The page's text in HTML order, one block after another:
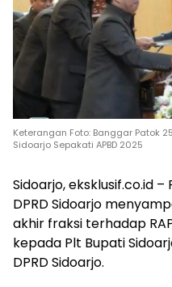
Keterangan Foto: Banggar Patok
Sidoarjo Sepakati APBD 2025
Sidoarjo, eksklusif.co.id
DPRD Sidoarjo
akhir fraksi terhadap
kepada Plt Bupati
DPRD Sidoarjo.